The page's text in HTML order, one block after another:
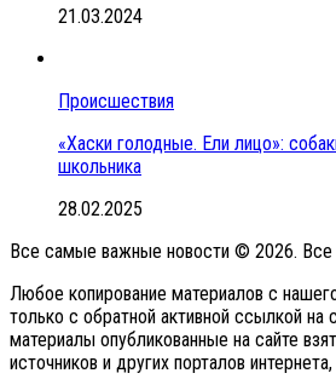
21.03.2024
Происшествия
«Хаски голодные. Ели лицо»:
школьника
28.02.2025
Все самые важные новости © 2026. Все
Любое копирование материалов с
только с обратной активной ссылкой на
материалы опубликованные на сайте
источников и других порталов